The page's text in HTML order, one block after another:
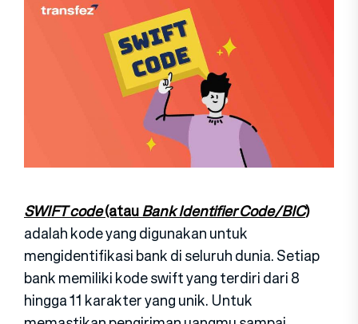
SWIFT code(atauBank Identifier Code/BIC)
adalah kode yang digunakan untuk
mengidentifikasi bank di seluruh dunia. Setiap
bank memiliki kode swift yang terdiri dari 8
hingga 11 karakter yang unik. Untuk